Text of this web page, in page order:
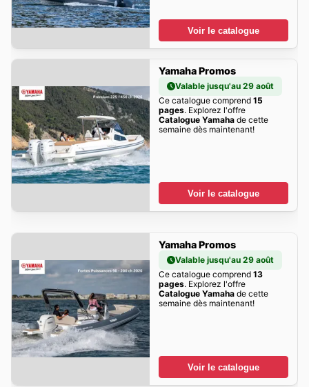
Voir le catalogue
Yamaha Promos
Valable jusqu'au 29 août
Ce catalogue comprend 15
pages. Explorez l'offre
Catalogue Yamahade cette
semaine dès maintenant!
Voir le catalogue
Yamaha Promos
Valable jusqu'au 29 août
Ce catalogue comprend 13
pages. Explorez l'offre
Catalogue Yamahade cette
semaine dès maintenant!
Voir le catalogue